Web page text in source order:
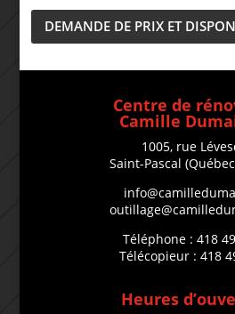
DEMANDE DE PRIX ET
Centre de
Camille
1005, rue
Saint-Pascal
Téléphone : 418
Télécopieur : 418
Heures